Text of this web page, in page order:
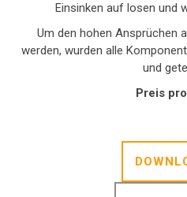
Einsinken auf losen und
Um den hohen Ansprüchen
werden, wurden alle
und
Preis